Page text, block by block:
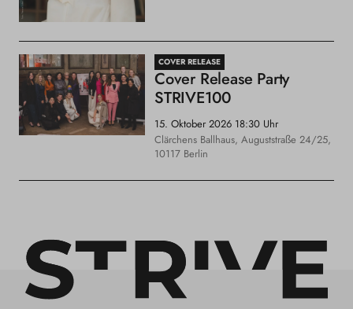
COVER RELEASE
Cover Release Party
STRIVE100
15. Oktober 2026 18:30 Uhr
Clärchens Ballhaus, Auguststraße 24/25,
10117 Berlin